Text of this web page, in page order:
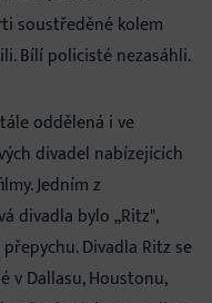
soustředěné kolem
Bílí policisté nezasáhli.
oddělená i ve
divadel nabízejících
Jedním z
divadla bylo „Ritz",
Divadla Ritz se
v Dallasu, Houstonu,